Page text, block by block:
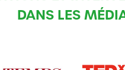
DANS LES